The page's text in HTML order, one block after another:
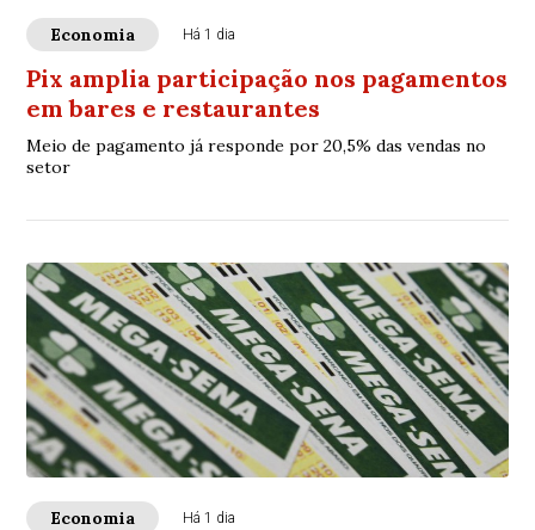
Economia Há 1 dia
Pix amplia participação nos pagamentos
em bares e restaurantes
Meio de pagamento já responde por 20,5% das vendas no
setor
Economia Há 1 dia